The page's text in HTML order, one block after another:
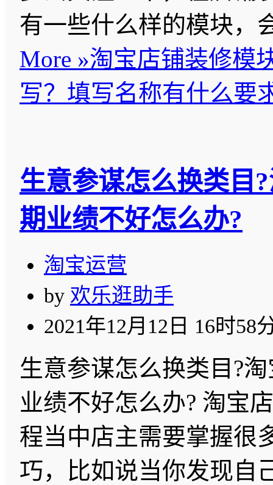
有一些什么样的模块
More »淘宝店铺装修模
写？填写名称有什么要
生意参谋怎么换类目
期业绩不好怎么办?
淘宝运营
by 欢乐逛助手
2021年12月12日 16时58
生意参谋怎么换类目?
业绩不好怎么办? 淘宝
程当中店主需要掌握很
巧，比如说当你发现自